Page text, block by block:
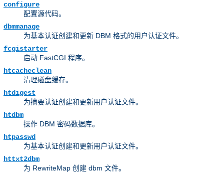
configure
配置源代码。
dbmmanage
为基本认证创建和更新 DBM 格式的用户认证文件。
fcgistarter
启动 FastCGI 程序。
htcacheclean
清理磁盘缓存。
htdigest
为摘要认证创建和更新用户认证文件。
htdbm
操作 DBM 密码数据库。
htpasswd
为基本认证创建和更新用户认证文件。
httxt2dbm
为 RewriteMap 创建 dbm 文件。